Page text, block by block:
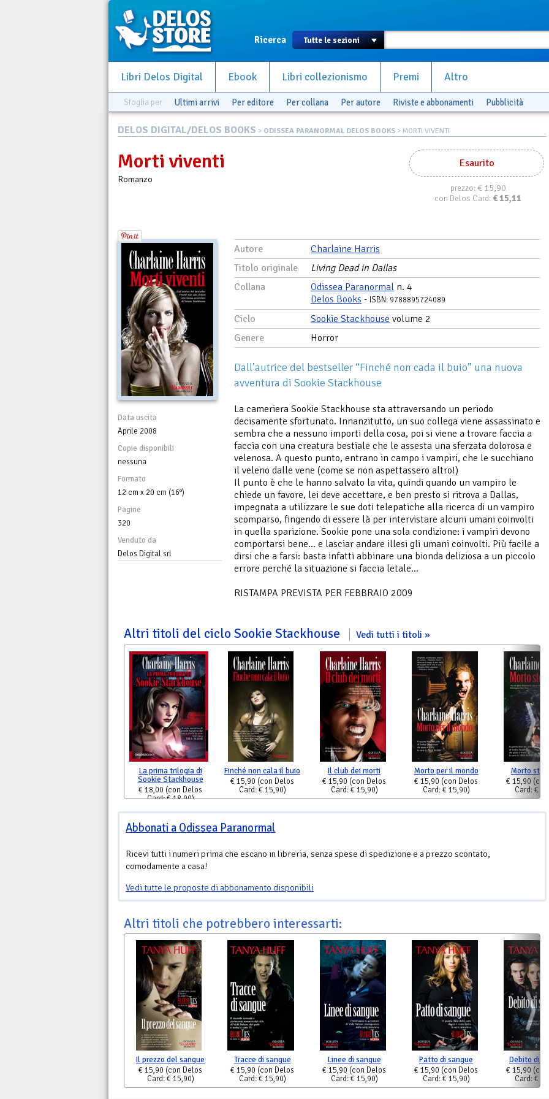
Ricerca
Libri Delos Digital Ebook Libri collezionismo Premi Altro
Sfoglia per Ultimi arrivi Per editore Per collana Per autore Riviste e abbonamenti Pubblicità
DELOS DIGITAL/DELOS BOOKS > ODISSEA PARANORMAL DELOS BOOKS > MORTI VIVENTI
Esaurito
prezzo:€ 15,90
con Delos Card: €15,11
Morti viventi
Romanzo
Data uscita
Aprile 2008
Copie disponibili
nessuna
Formato
12 cm x 20 cm (16°)
Pagine
320
Venduto da
Delos Digital srl
Autore
Charlaine Harris
Titolo originale
Living Dead in Dallas
Collana
Odissea Paranormal n. 4
Delos Books - ISBN: 9788895724089
Ciclo Sookie Stackhouse volume 2
Genere
Horror
Dall’autrice del bestseller “Finché non cada il buio” una nuova
avventura di Sookie Stackhouse
La cameriera Sookie Stackhouse sta attraversando un periodo
decisamente sfortunato. Innanzitutto, un suo collega viene assassinato e
sembra che a nessuno importi della cosa, poi si viene a trovare faccia a
faccia con una creatura bestiale che le assesta una sferzata dolorosa e
velenosa. A questo punto, entrano in campo i vampiri, che le succhiano
il veleno dalle vene (come se non aspettassero altro!)
Il punto è che le hanno salvato la vita, quindi quando un vampiro le
chiede un favore, lei deve accettare, e ben presto si ritrova a Dallas,
impegnata a utilizzare le sue doti telepatiche alla ricerca di un vampiro
scomparso, fingendo di essere là per intervistare alcuni umani coinvolti
in quella sparizione. Sookie pone una sola condizione: i vampiri devono
comportarsi bene… e lasciar andare illesi gli umani coinvolti. Più facile a
dirsi che a farsi: basta infatti abbinare una bionda deliziosa a un piccolo
errore perché la situazione si faccia letale…
RISTAMPA PREVISTA PER FEBBRAIO 2009
Altri titoli del ciclo Sookie Stackhouse Vedi tutti i titoli
La prima trilogia di
Sookie Stackhouse
€ 18,00 (con Delos
Card: € 18,00)
Finché non cala il buio
€ 15,90 (con Delos
Card: € 15,90)
Il club dei morti
€ 15,90 (con Delos
Card: € 15,90)
Morto per il mondo
€ 15,90 (con Delos
Card: € 15,90)
Morto
€ 15,90 (con
Card: €
Abbonati a Odissea Paranormal
Ricevi tutti i numeri prima che escano in libreria, senza spese di spedizione e a prezzo scontato,
comodamente a casa!
Vedi tutte le proposte di abbonamento disponibili
Altri titoli che potrebbero interessarti:
Il prezzo del sangue
€ 15,90 (con Delos
Card: € 15,90)
Tracce di sangue
€ 15,90 (con Delos
Card: € 15,90)
Linee di sangue
€ 15,90 (con Delos
Card: € 15,90)
Patto di sangue
€ 15,90 (con Delos
Card: € 15,90)
Debito di
€ 15,90 (con
Card: €